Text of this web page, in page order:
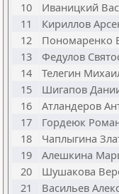
10
Иваницкий
11
Кириллов
12
Пономаренко
13
Федулов
14
Телегин
15
Шигапов
16
Атландеров
17
Гордеюк
18
Чаплыгина
19
Алешкина
20
Шушакова
21
Васильев